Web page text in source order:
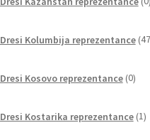
Dresi Kolumbija reprezentance 47
Dresi Kosovo reprezentance 0
Dresi Kostarika reprezentance 1